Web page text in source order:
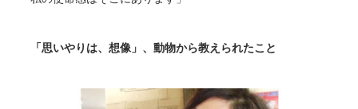
「思いやりは、想像」、動物から教えられたこと